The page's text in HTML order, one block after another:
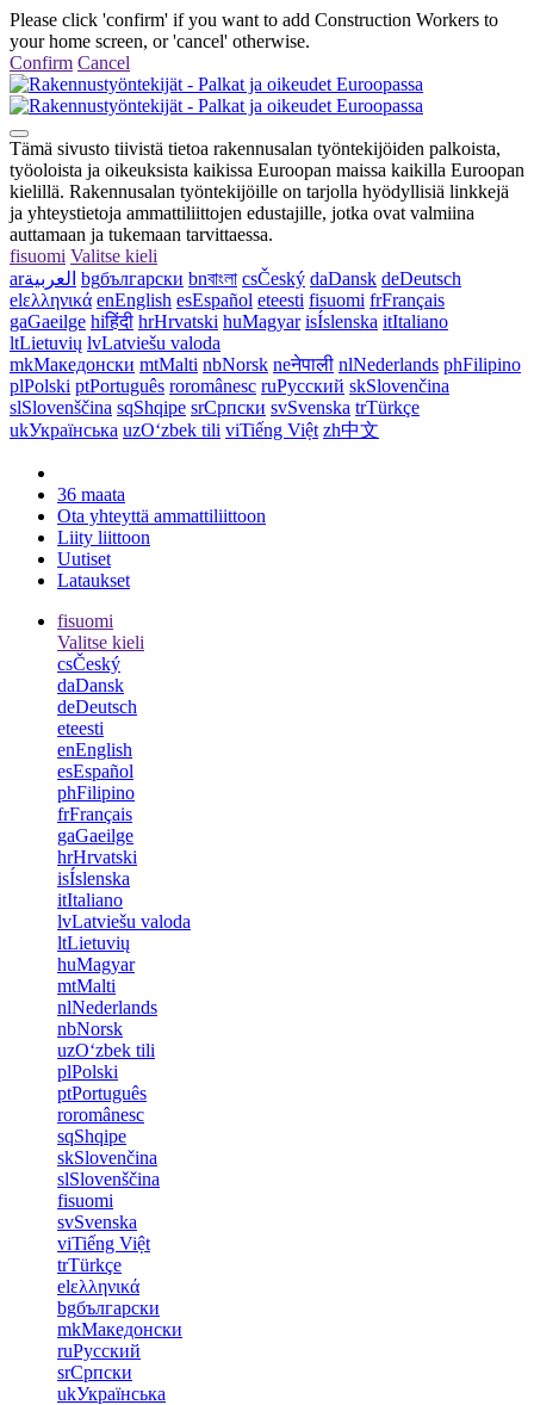
Please click 'confirm' if you want to add Construction Workers to
your home screen, or 'cancel' otherwise.
Confirm Cancel
Tämä sivusto tiivistä tietoa rakennusalan työntekijöiden palkoista,
työoloista ja oikeuksista kaikissa Euroopan maissa kaikilla Euroopan
kielillä. Rakennusalan työntekijöille on tarjolla hyödyllisiä linkkejä
ja yhteystietoja ammattiliittojen edustajille, jotka ovat valmiina
auttamaan ja tukemaan tarvittaessa.
fisuomi Valitse kieli
arالعربية bgбългарски bnবাংলা csČeský daDansk deDeutsch
elελληνικά enEnglish esEspañol eteesti fisuomi frFrançais
gaGaeilge hiहिंदी hrHrvatski huMagyar isÍslenska itItaliano
ltLietuvių lvLatviešu valoda
mkМакедонски mtMalti nbNorsk neनेपाली nlNederlands phFilipino
plPolski ptPortuguês roromânesc ruРусский skSlovenčina
slSlovenščina sqShqipe srСрпски svSvenska trTürkçe
ukУкраїнська uzOʻzbek tili viTiếng Việt zh中文
36 maata
Ota yhteyttä ammattiliittoon
Liity liittoon
Uutiset
Lataukset
fisuomi
Valitse kieli
csČeský
daDansk
deDeutsch
eteesti
enEnglish
esEspañol
phFilipino
frFrançais
gaGaeilge
hrHrvatski
isÍslenska
itItaliano
lvLatviešu valoda
ltLietuvių
huMagyar
mtMalti
nlNederlands
nbNorsk
uzOʻzbek tili
plPolski
ptPortuguês
roromânesc
sqShqipe
skSlovenčina
slSlovenščina
fisuomi
svSvenska
viTiếng Việt
trTürkçe
elελληνικά
bgбългарски
mkМакедонски
ruРусский
srСрпски
ukУкраїнська